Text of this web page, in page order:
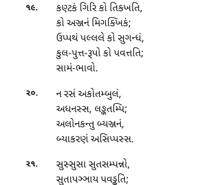
૧૯.
કણ્ટકં ગિરિ કો તિક્ખતિ,
કો અઞ્જનં મિગક્ખિકં;
ઉપ્પથં પલ્લલે કો સુગન્ધં,
કુલ-પુત્ત-રૂપો કો પવત્તતિ;
સામં-ભાવો.
૨૦.
ન રસં અકોતમ્બુલં,
અધનસ્સ, લઙ્કતમ્પિ;
અલોનકન્તુ બ્યઞ્જનં,
બ્યાકરણં અસિપ્પસ્સ.
૨૧.
સુસ્સુસા સુતસમ્પન્નો,
સુતાપઞ્ઞાય પવડ્ઢતિ;